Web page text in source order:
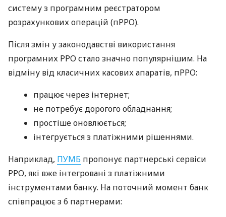
систему з програмним реєстратором
розрахункових операцій (пРРО).
Після змін у законодавстві використання
програмних РРО стало значно популярнішим. На
відміну від класичних касових апаратів, пРРО:
працює через інтернет;
не потребує дорогого обладнання;
простіше оновлюється;
інтегрується з платіжними рішеннями.
Наприклад, ПУМБ пропонує партнерські сервіси
РРО, які вже інтегровані з платіжними
інструментами банку. На поточний момент банк
співпрацює з 6 партнерами: